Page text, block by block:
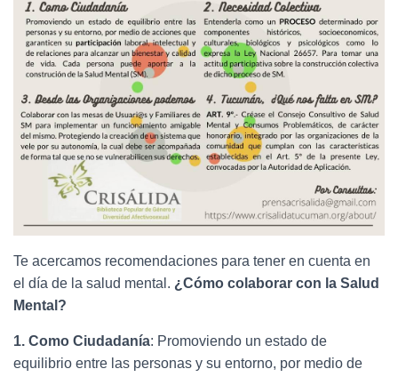
I
Ó
N
Te acercamos recomendaciones para tener en cuenta en
el día de la salud mental. ¿Cómo colaborar con la Salud
Mental?
1. Como Ciudadanía: Promoviendo un estado de
equilibrio entre las personas y su entorno, por medio de